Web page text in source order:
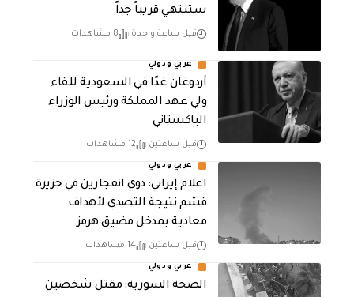
ستنتهي قريباً جداً
قبل ساعة واحدة 8 مشاهدات
عربي ودولي
أردوغان غدًا في السعودية للقاء
ولي عهد المملكة ورئيس الوزراء
الباكستاني
قبل ساعتين 12 مشاهدات
عربي ودولي
اعلام إيراني: دوي انفجارين في جزيرة
قشم نتيجة التصدي لأهداف
معادية بمدخل مضيق هرمز
قبل ساعتين 14 مشاهدات
عربي ودولي
الصحة السورية: مقتل شخصين